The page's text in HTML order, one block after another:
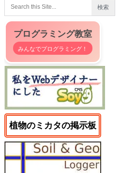
プログラミング教室
みんなでプログラミング！
植物のミカタの掲示板